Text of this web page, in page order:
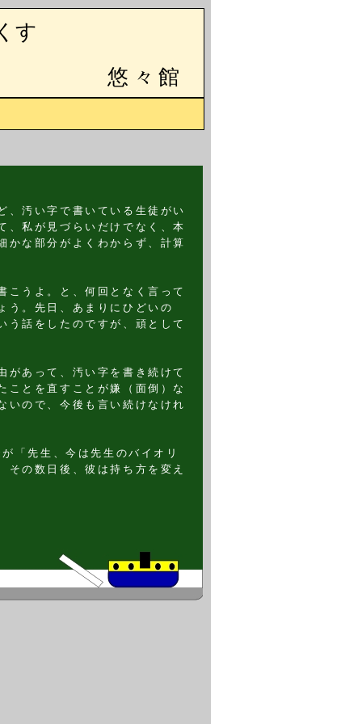
す
悠々館
、汚い字で書いている生徒がい
、私が見づらいだけでなく、本
かな部分がよくわからず、計算
こうよ。と、何回となく言って
う。先日、あまりにひどいの
う話をしたのですが、頑として
があって、汚い字を書き続けて
ことを直すことが嫌（面倒）な
いので、今後も言い続けなけれ
「先生、今は先生のバイオリ
の数日後、彼は持ち方を変え